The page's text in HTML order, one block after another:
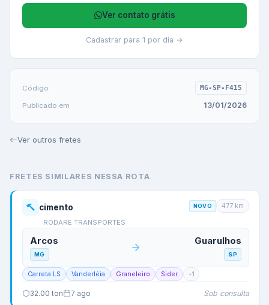
Ver contato grátis
Cadastrar para 1 por dia →
Código MG-SP-F415
Publicado em 13/01/2026
Ver outros fretes
FRETES SIMILARES NESSA ROTA
cimento
RODARE TRANSPORTES
NOVO 477 km
Arcos
MG
Guarulhos
SP
Carreta LS Vanderléia Graneleiro Sider +1
32.00 ton 7 ago Sob consulta